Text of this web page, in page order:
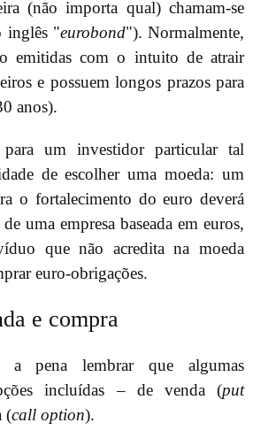
(não importa qual) chamam-se
inglês "eurobond"). Normalmente,
emitidas com o intuito de atrair
e possuem longos prazos para
anos).
um investidor particular tal
de escolher uma moeda: um
o fortalecimento do euro deverá
uma empresa baseada em euros,
que não acredita na moeda
euro-obrigações.
e compra
a pena lembrar que algumas
incluídas – de venda (put
(call option).